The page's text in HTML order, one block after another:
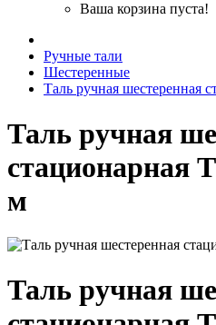
Ваша корзина пуста!
Ручные тали
Шестеренные
Таль ручная шестеренная
Таль ручная
стационарная
м
Таль ручная